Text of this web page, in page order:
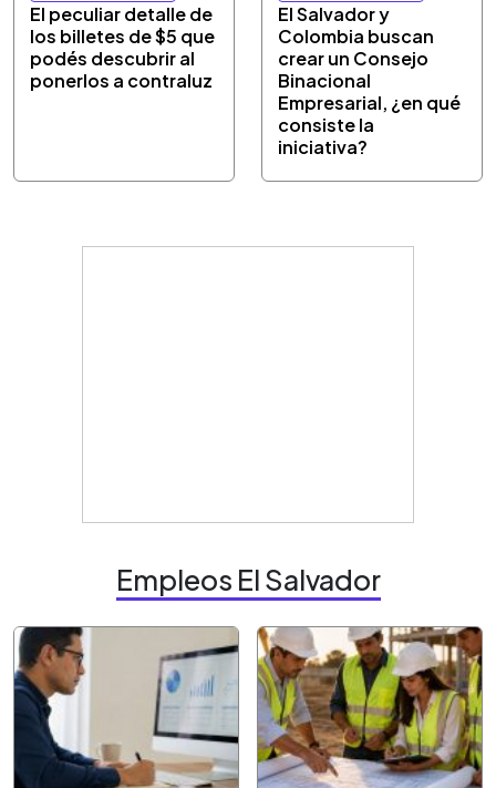
El peculiar detalle de
los billetes de $5 que
podés descubrir al
ponerlos a contraluz
El Salvador y
Colombia buscan
crear un Consejo
Binacional
Empresarial, ¿en qué
consiste la
iniciativa?
Empleos El Salvador